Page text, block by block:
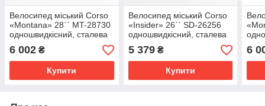
Велосипед міський Corso
«Montana» 28`` MT-28730
одношвидкісний, сталева
рама 20``, багажник
6 002 ₴
Купити
Велосипед міський Corso
«Insider» 26`` SD-26256
одношвидкісний, сталева
рама 16.5``, багажник
5 379₴
Купити
6